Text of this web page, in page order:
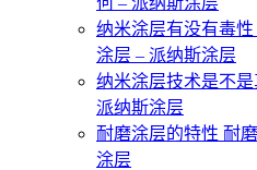
纳米涂层有没有毒
涂层 – 派纳斯涂层
纳米涂层技术是不
派纳斯涂层
耐磨涂层的特性 耐
涂层